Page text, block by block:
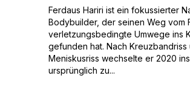
Ferdaus Hariri ist ein fokussierter
Bodybuilder, der seinen Weg vom
verletzungsbedingte Umwege ins
gefunden hat. Nach Kreuzbandriss
Meniskusriss wechselte er 2020
ursprünglich zu...